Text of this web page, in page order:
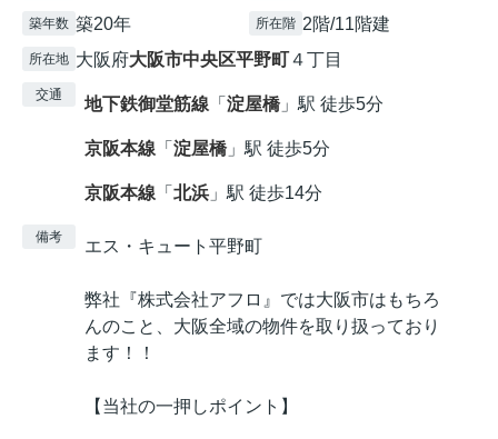
築年数 築20年 所在階 2階/11階建
所在地 大阪府大阪市中央区平野町４丁目
交通 地下鉄御堂筋線 「 淀屋橋」駅 徒歩5分
京阪本線 「 淀屋橋」駅 徒歩5分
京阪本線 「 北浜 」駅 徒歩14分
備考 エス・キュート平野町
弊社『株式会社アフロ』では大阪市はもちろ
んのこと、大阪全域の物件を取り扱っており
ます！！
【当社の一押しポイント】